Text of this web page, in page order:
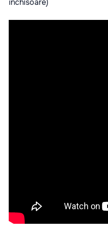
închisoare)